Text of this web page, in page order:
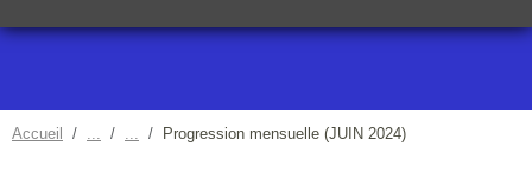
Accueil Progression mensuelle (JUIN 2024)